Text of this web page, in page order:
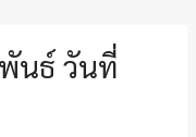
นธ์ วันที่